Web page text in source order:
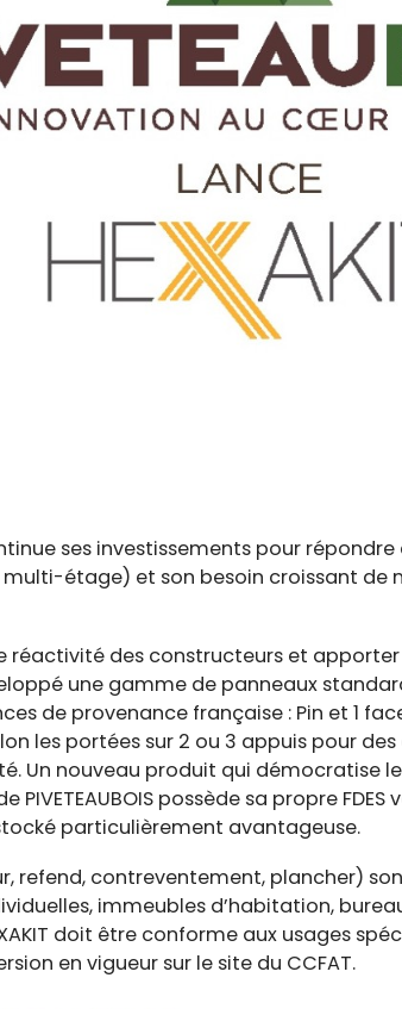
ses investissements pour
étage) et son besoin croissant de
réactivité des constructeurs et
une gamme de panneaux
de provenance française : Pin et 1
les portées sur 2 ou 3 appuis pour
Un nouveau produit qui démocratise
PIVETEAUBOIS possède sa propre
particulièrement avantageuse.
refend, contreventement, plancher)
immeubles d’habitation,
doit être conforme aux usages
en vigueur sur le site du CCFAT.